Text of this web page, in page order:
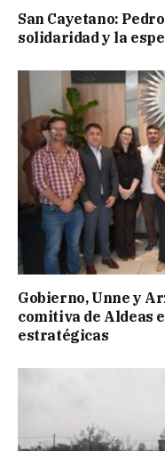
San Cayetano:
solidaridad y la
Gobierno, Unne y
comitiva de Aldeas
estratégicas